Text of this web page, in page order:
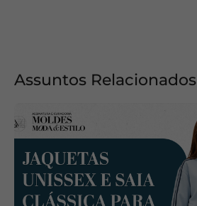
Assuntos Relacionados